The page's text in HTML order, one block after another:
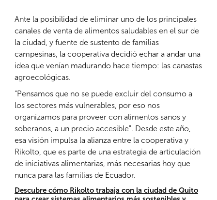
Ante la posibilidad de eliminar uno de los principales
canales de venta de alimentos saludables en el sur de
la ciudad, y fuente de sustento de familias
campesinas, la cooperativa decidió echar a andar una
idea que venían madurando hace tiempo: las canastas
agroecológicas.
“Pensamos que no se puede excluir del consumo a
los sectores más vulnerables, por eso nos
organizamos para proveer con alimentos sanos y
soberanos, a un precio accesible". Desde este año,
esa visión impulsa la alianza entre la cooperativa y
Rikolto, que es parte de una estrategia de articulación
de iniciativas alimentarias, más necesarias hoy que
nunca para las familias de Ecuador.
Descubre cómo Rikolto trabaja con la ciudad de Quito